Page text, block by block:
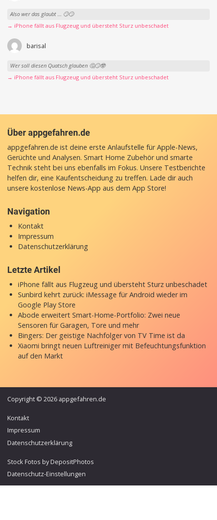
Also wer das glaubt … 🙄🙄
→ iPhone fällt aus Flugzeug und übersteht Sturz unbeschadet
barisal
Wer soll diesen Quatsch glauben 🤔🙄🤓
→ iPhone fällt aus Flugzeug und übersteht Sturz unbeschadet
Über appgefahren.de
appgefahren.de ist deine erste Anlaufstelle für Apple-News,
Gerüchte und Analysen. Smart Home Zubehör und smarte
Technik steht bei uns ebenfalls im Fokus. Unsere Testberichte
helfen dir, eine Kaufentscheidung zu treffen. Lade dir auch
unsere kostenlose News-App aus dem App Store!
Navigation
Kontakt
Impressum
Datenschutzerklärung
Letzte Artikel
iPhone fällt aus Flugzeug und übersteht Sturz unbeschadet
Sunbird kehrt zurück: iMessage für Android wieder im
Google Play Store
Abode erweitert Smart-Home-Portfolio: Zwei neue
Sensoren für Garagen, Tore und mehr
Bingers: Der geistige Nachfolger von TV Time ist da
Xiaomi bringt neuen Luftreiniger mit Befeuchtungsfunktion
auf den Markt
Copyright © 2026 appgefahren.de
Kontakt
Impressum
Datenschutzerklärung
Stock Fotos by DepositPhotos
Datenschutz-Einstellungen